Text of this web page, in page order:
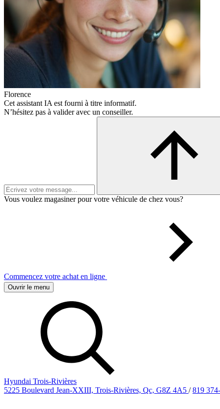
Florence
Cet assistant IA est fourni à titre informatif.
N’hésitez pas à valider avec un conseiller.
Vous voulez magasiner pour votre véhicule de chez vous?
Commencez votre achat en ligne
Ouvrir le menu
Hyundai Trois-Rivières
5225 Boulevard Jean-XXIII, Trois-Rivières, Qc, G8Z 4A5 / 819